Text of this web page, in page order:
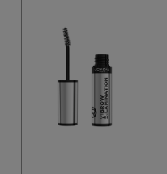
available